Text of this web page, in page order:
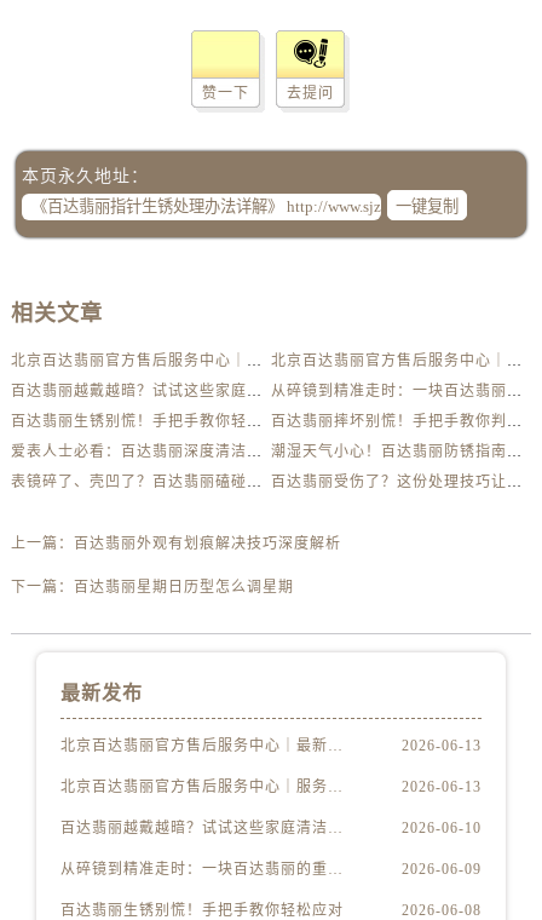
赞一下 去提问
本页永久地址：
一键复制
相关文章
北京百达翡丽官方售后服务中心｜最新电话及地址权威信息公示（2026年6月最新）
北京百达翡丽官方售后服务中心｜服务热线及办公地址权威信息公示（2026年6月最新）
百达翡丽越戴越暗？试试这些家庭清洁妙招
从碎镜到精准走时：一块百达翡丽的重生之路
百达翡丽生锈别慌！手把手教你轻松应对
百达翡丽摔坏别慌！手把手教你判断损伤程度
爱表人士必看：百达翡丽深度清洁与日常养护全解析
潮湿天气小心！百达翡丽防锈指南助你安心佩戴
表镜碎了、壳凹了？百达翡丽磕碰急救指南来了
百达翡丽受伤了？这份处理技巧让你省下大几千
上一篇： 百达翡丽外观有划痕解决技巧深度解析
下一篇： 百达翡丽星期日历型怎么调星期
最新发布
北京百达翡丽官方售后服务中心｜最新电话及地址权威信息公示（2026年6月最新） 2026-06-13
北京百达翡丽官方售后服务中心｜服务热线及办公地址权威信息公示（2026年6月最新） 2026-06-13
百达翡丽越戴越暗？试试这些家庭清洁妙招 2026-06-10
从碎镜到精准走时：一块百达翡丽的重生之路 2026-06-09
百达翡丽生锈别慌！手把手教你轻松应对 2026-06-08